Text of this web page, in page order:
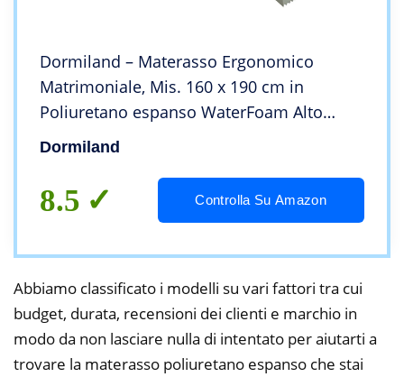
Dormiland – Materasso Ergonomico
Matrimoniale, Mis. 160 x 190 cm in
Poliuretano espanso WaterFoam Alto
21cm, Anallergico, Antiacaro, Sfoderabile e
Dormiland
8.5 Controlla Su Amazon
Abbiamo classificato i modelli su vari fattori tra cui
budget, durata, recensioni dei clienti e marchio in
modo da non lasciare nulla di intentato per aiutarti a
trovare la materasso poliuretano espanso che stai